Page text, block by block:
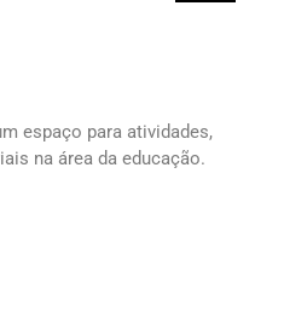
espaço para atividades,
na área da educação.